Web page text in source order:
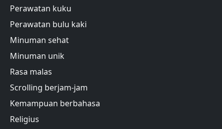
Perawatan kuku
Perawatan bulu kaki
Minuman sehat
Minuman unik
Rasa malas
Scrolling berjam-jam
Kemampuan berbahasa
Religius